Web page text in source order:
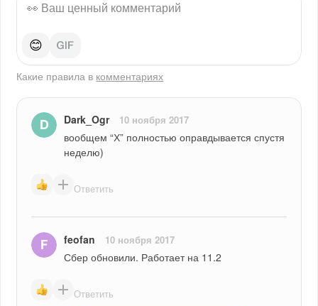
😊
Какие правила в комментариях
Dark_Ogr 10 ноября 2017
вообщем “Х” полностью оправдывается спустя
неделю)
Ответить
feofan 10 ноября 2017
Сбер обновили. Работает на 11.2
Ответить